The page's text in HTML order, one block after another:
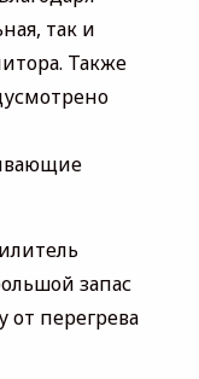
так и
Также
запас
перегрева